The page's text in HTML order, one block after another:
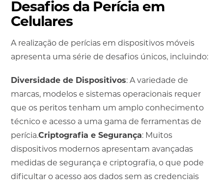
Desafios da Perícia em
Celulares
A realização de perícias em dispositivos móveis
apresenta uma série de desafios únicos, incluindo:
Diversidade de Dispositivos: A variedade de
marcas, modelos e sistemas operacionais requer
que os peritos tenham um amplo conhecimento
técnico e acesso a uma gama de ferramentas de
perícia.Criptografia e Segurança: Muitos
dispositivos modernos apresentam avançadas
medidas de segurança e criptografia, o que pode
dificultar o acesso aos dados sem as credenciais